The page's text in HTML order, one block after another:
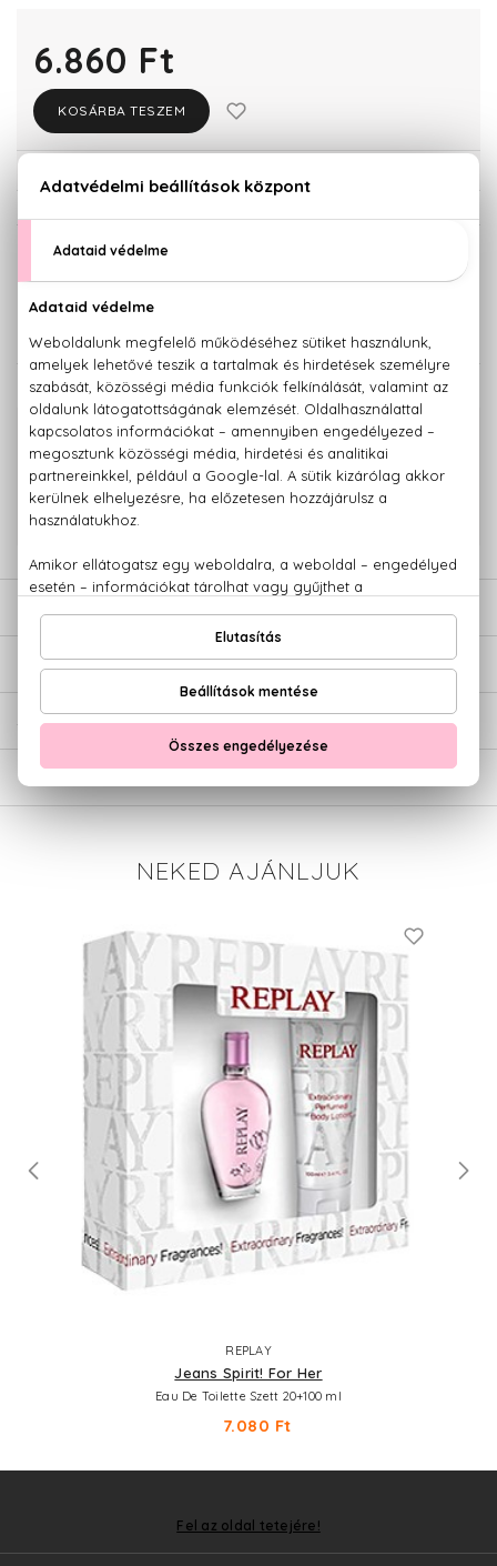
6.860 Ft
KOSÁRBA TESZEM
KISZERELÉS KIVÁLASZTÁSA
KAPCSOLÓDÓ TERMÉKEK
100% eredeti termékek,14 napos visszaküldési garanciával
Kérdésed van, elakadtál? Hívd ügyfélszolgálatunkat: +36 20
779 1926
ÉRTÉKELÉSEK (0)
SZÁLLÍTÁS
NEKED AJÁNLJUK
REPLAY
Jeans Spirit! For Her
Eau De Toilette Szett 20+100 ml
7.080 Ft
Fel az oldal tetejére!